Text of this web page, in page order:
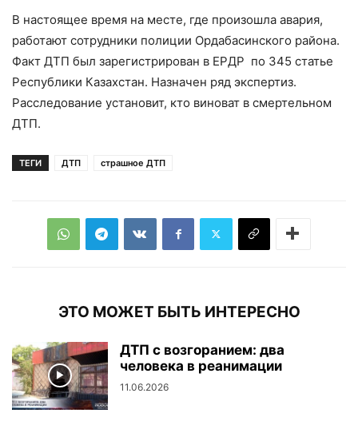
В настоящее время на месте, где произошла авария,
работают сотрудники полиции Ордабасинского района.
Факт ДТП был зарегистрирован в ЕРДР по 345 статье
Республики Казахстан. Назначен ряд экспертиз.
Расследование установит, кто виноват в смертельном
ДТП.
ТЕГИ ДТП страшное ДТП
ЭТО МОЖЕТ БЫТЬ ИНТЕРЕСНО
ДТП с возгоранием: два
человека в реанимации
11.06.2026